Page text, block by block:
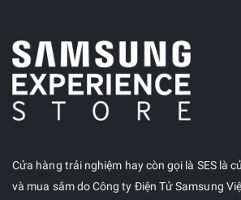
Cửa hàng trải nghiệm hay còn gọi là SES là
và mua sắm do Công ty Điện Tử Samsung